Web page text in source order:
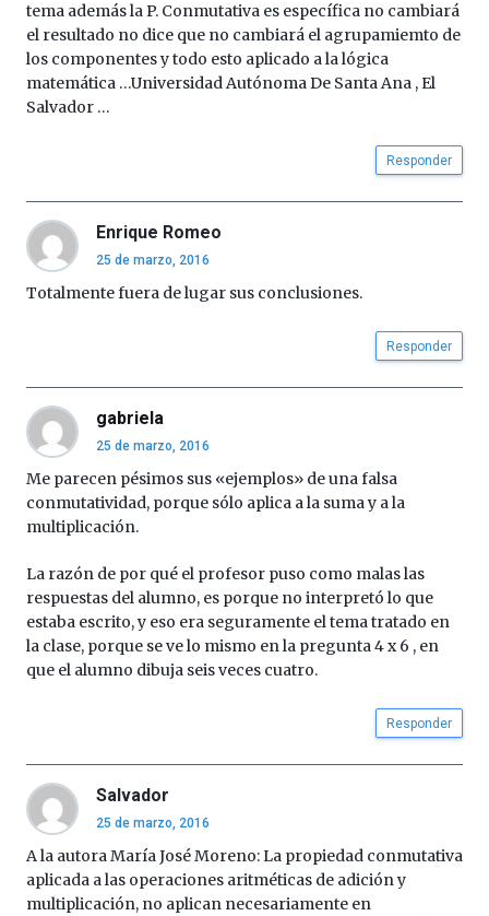
tema además la P. Conmutativa es específica no cambiará
el resultado no dice que no cambiará el agrupamiemto de
los componentes y todo esto aplicado a la lógica
matemática …Universidad Autónoma De Santa Ana , El
Salvador …
Responder
Enrique Romeo
25 de marzo, 2016
Totalmente fuera de lugar sus conclusiones.
Responder
gabriela
25 de marzo, 2016
Me parecen pésimos sus «ejemplos» de una falsa
conmutatividad, porque sólo aplica a la suma y a la
multiplicación.
La razón de por qué el profesor puso como malas las
respuestas del alumno, es porque no interpretó lo que
estaba escrito, y eso era seguramente el tema tratado en
la clase, porque se ve lo mismo en la pregunta 4 x 6 , en
que el alumno dibuja seis veces cuatro.
Responder
Salvador
25 de marzo, 2016
A la autora María José Moreno: La propiedad conmutativa
aplicada a las operaciones aritméticas de adición y
multiplicación, no aplican necesariamente en